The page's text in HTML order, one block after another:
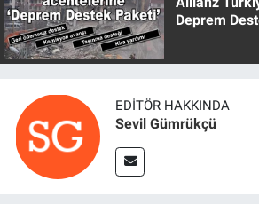
Deprem
EDITÖR HAKKINDA
Sevil Gümrükçü